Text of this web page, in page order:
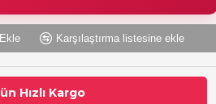
Karşılaştırma listesine ekle
Hızlı Kargo